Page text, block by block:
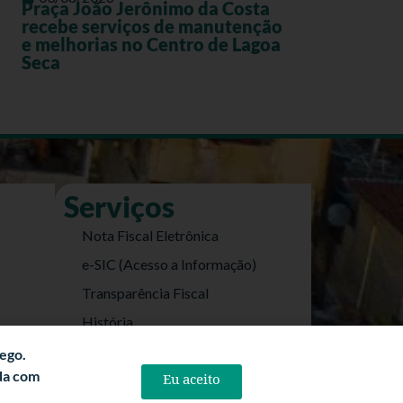
Praça João Jerônimo da Costa
recebe serviços de manutenção
e melhorias no Centro de Lagoa
Seca
Serviços
Nota Fiscal Eletrônica
e-SIC (Acesso a Informação)
Transparência Fiscal
História
Politica de Privacidade
com
Eu aceito